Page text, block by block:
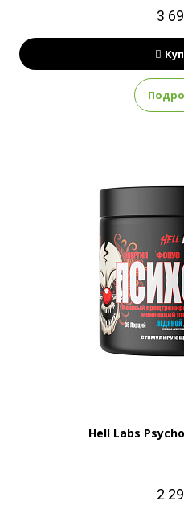
3
Hell Labs
2